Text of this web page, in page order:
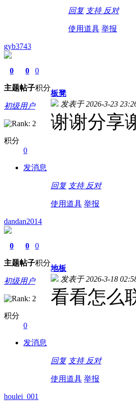
回复 支持 反对
使用道具 举报
gyb3743
0
主题
0
帖子
0
积分
初级用户
积分
0
发消息
板凳
发表于 2026-3-23
谢谢分享
回复 支持 反对
使用道具 举报
dandan2014
0
主题
0
帖子
0
积分
初级用户
积分
0
发消息
地板
发表于 2026-3-18
看看怎么
回复 支持 反对
使用道具 举报
houlei_001